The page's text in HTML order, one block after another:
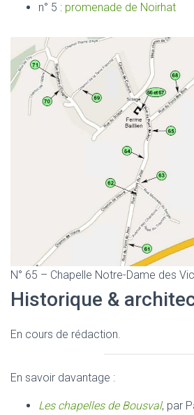
n° 5 : promenade de Noirhat
N° 65 – Chapelle Notre-Dame des
Historique &
En cours de rédaction.
En savoir davantage :
Les chapelles de Bousval, par